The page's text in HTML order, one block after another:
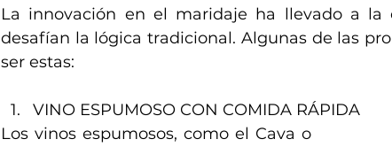
La innovación en el maridaje ha llevado a la
desafían la lógica tradicional. Algunas de las
ser estas:
VINO ESPUMOSO CON COMIDA RÁPIDA
Los vinos espumosos, como el Cava o